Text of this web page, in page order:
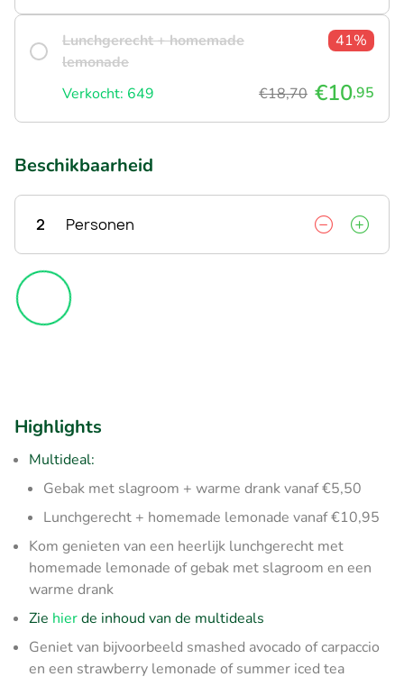
Lunchgerecht + homemade
lemonade
41%
Verkocht: 649 €18,70 €10,95
Beschikbaarheid
2 Personen
Highlights
Multideal:
Gebak met slagroom + warme drank vanaf €5,50
Lunchgerecht + homemade lemonade vanaf €10,95
Kom genieten van een heerlijk lunchgerecht met
homemade lemonade of gebak met slagroom en een
warme drank
Zie hierde inhoud van de multideals
Geniet van bijvoorbeeld smashed avocado of carpaccio
en een strawberry lemonade of summer iced tea